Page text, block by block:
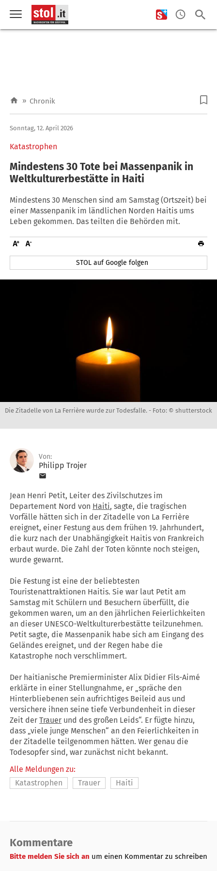
» Chronik
Katastrophen
Sonntag, 12. April 2026
Mindestens 30 Tote bei Massenpanik in
Weltkulturerbestätte in Haiti
Mindestens 30 Menschen sind am Samstag (Ortszeit) bei
einer Massenpanik im ländlichen Norden Haitis ums
Leben gekommen. Das teilten die Behörden mit.
STOL auf Google folgen
Die Zitadelle von La Ferrière wurde zur Todesfalle. - Foto: © shutterstock
Von:
Philipp Trojer
Jean Henri Petit, Leiter des Zivilschutzes im
Departement Nord von Haiti, sagte, die tragischen
Vorfälle hätten sich in der Zitadelle von La Ferrière
ereignet, einer Festung aus dem frühen 19. Jahrhundert,
die kurz nach der Unabhängigkeit Haitis von Frankreich
erbaut wurde. Die Zahl der Toten könnte noch steigen,
wurde gewarnt.
Die Festung ist eine der beliebtesten
Touristenattraktionen Haitis. Sie war laut Petit am
Samstag mit Schülern und Besuchern überfüllt, die
gekommen waren, um an den jährlichen Feierlichkeiten
an dieser UNESCO-Weltkulturerbestätte teilzunehmen.
Petit sagte, die Massenpanik habe sich am Eingang des
Geländes ereignet, und der Regen habe die
Katastrophe noch verschlimmert.
Der haitianische Premierminister Alix Didier Fils-Aimé
erklärte in einer Stellungnahme, er „spräche den
Hinterbliebenen sein aufrichtiges Beileid aus und
versichere ihnen seine tiefe Verbundenheit in dieser
Zeit der Trauer und des großen Leids“. Er fügte hinzu,
dass „viele junge Menschen“ an den Feierlichkeiten in
der Zitadelle teilgenommen hätten. Wer genau die
Todesopfer sind, war zunächst nicht bekannt.
Alle Meldungen zu:
Katastrophen
Trauer Haiti
Kommentare
Bitte melden Sie sich an um einen Kommentar zu schreiben